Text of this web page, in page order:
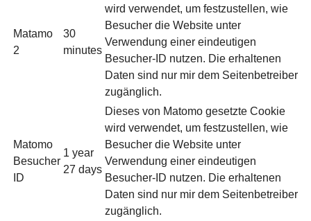
Matamo
2
30
minutes
wird verwendet, um festzustellen, wie
Besucher die Website unter
Verwendung einer eindeutigen
Besucher-ID nutzen. Die erhaltenen
Daten sind nur mir dem Seitenbetreiber
zugänglich.
Matomo
Besucher
ID
1 year
27 days
Dieses von Matomo gesetzte Cookie
wird verwendet, um festzustellen, wie
Besucher die Website unter
Verwendung einer eindeutigen
Besucher-ID nutzen. Die erhaltenen
Daten sind nur mir dem Seitenbetreiber
zugänglich.